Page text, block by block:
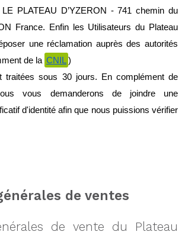
PLATEAU D’YZERON - 741 chemin du
France. Enfin les Utilisateurs du Plateau
une réclamation auprès des autorités
de la CNIL)
traitées sous 30 jours. En complément de
vous demanderons de joindre une
d'identité afin que nous puissions vérifier
de ventes
de vente du Plateau